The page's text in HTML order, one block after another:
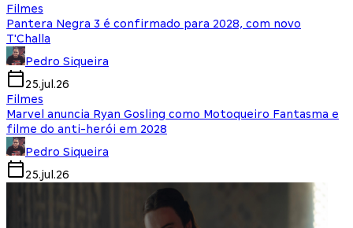
Filmes
Pantera Negra 3 é confirmado para 2028, com novo
T'Challa
Pedro Siqueira
25.jul.26
Filmes
Marvel anuncia Ryan Gosling como Motoqueiro Fantasma e
filme do anti-herói em 2028
Pedro Siqueira
25.jul.26